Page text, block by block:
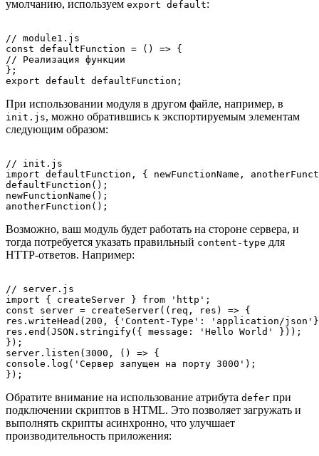
умолчанию, используем export default:
// module1.js
const defaultFunction = () => {
// Реализация функции
};
При использовании модуля в другом файле, например, в
init.js, можно обратившись к экспортируемым элементам
следующим образом:
// init.js
import defaultFunction, { newFunctionName,
defaultFunction();
newFunctionName();
Возможно, ваш модуль будет работать на стороне сервера, и
тогда потребуется указать правильный content-type для
HTTP-ответов. Например:
// server.js
import { createServer } from 'http';
const server = createServer((req, res) => {
res.writeHead(200, {'Content-Type': 'application/
res.end(JSON.stringify({ message: 'Hello World' }));
});
server.listen(3000, () => {
console.log('Сервер запущен на порту 3000');
Обратите внимание на использование атрибута defer при
подключении скриптов в HTML. Это позволяет загружать и
выполнять скрипты асинхронно, что улучшает
производительность приложения: